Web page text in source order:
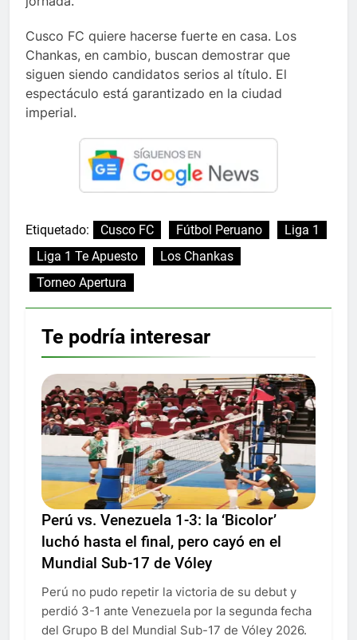
Cusco FC quiere hacerse fuerte en casa. Los
Chankas, en cambio, buscan demostrar que
siguen siendo candidatos serios al título. El
espectáculo está garantizado en la ciudad
imperial.
Etiquetado: Cusco FC Fútbol Peruano
Liga 1
Liga 1 Te Apuesto
Los Chankas
Torneo Apertura
Te podría interesar
Perú vs. Venezuela 1-3: la ‘Bicolor’
luchó hasta el final, pero cayó en el
Mundial Sub-17 de Vóley
Perú no pudo repetir la victoria de su debut y
perdió 3-1 ante Venezuela por la segunda fecha
del Grupo B del Mundial Sub-17 de Vóley 2026.